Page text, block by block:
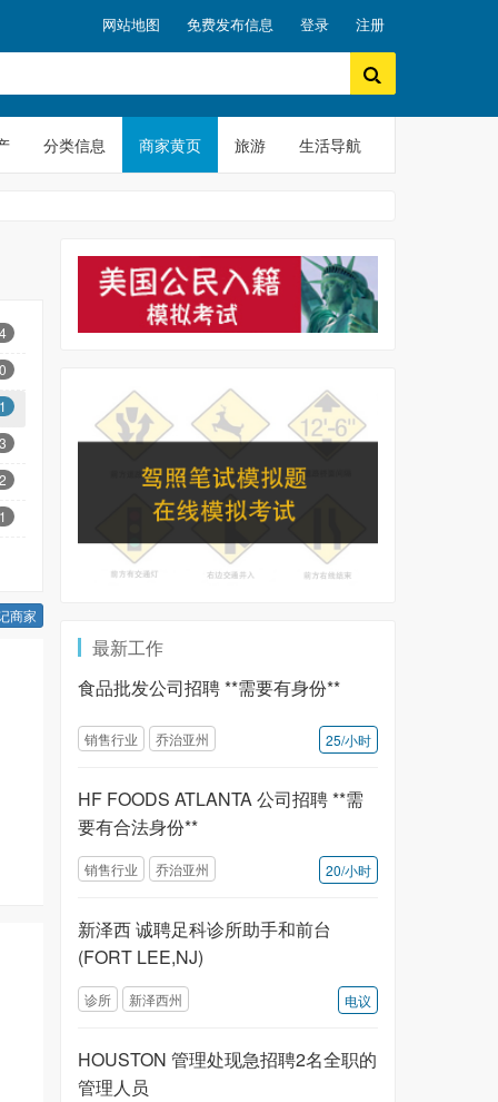
网站地图 免费发布信息 登录 注册
分类信息 商家黄页 旅游 生活导航
0
3
1
商家
最新工作
食品批发公司招聘 **需要有身份**
25/小时
销售行业 乔治亚州
HF FOODS ATLANTA 公司招聘 **需
要有合法身份**
20/小时
销售行业 乔治亚州
新泽西 诚聘足科诊所助手和前台
(FORT LEE,NJ)
电议
诊所 新泽西州
HOUSTON 管理处现急招聘2名全职的
管理人员